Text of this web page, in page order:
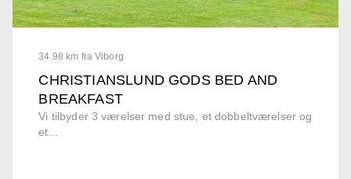
34.98 km fra Viborg
CHRISTIANSLUND GODS BED AND
BREAKFAST
Vi tilbyder 3 værelser med stue, et dobbeltværelser og
et...